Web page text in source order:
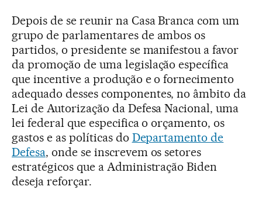
Depois de se reunir na Casa Branca com um
grupo de parlamentares de ambos os
partidos, o presidente se manifestou a favor
da promoção de uma legislação específica
que incentive a produção e o fornecimento
adequado desses componentes, no âmbito da
Lei de Autorização da Defesa Nacional, uma
lei federal que especifica o orçamento, os
gastos e as políticas do Departamento de
Defesa, onde se inscrevem os setores
estratégicos que a Administração Biden
deseja reforçar.